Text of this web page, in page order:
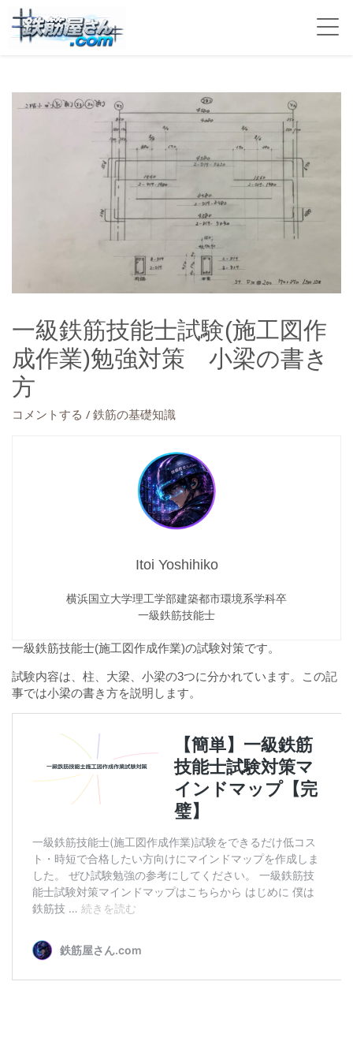
一級鉄筋技能士試験(施工図作
成作業)勉強対策 小梁の書き
方
コメントする / 鉄筋の基礎知識
Itoi Yoshihiko
横浜国立大学理工学部建築都市環境系学科卒
一級鉄筋技能士
一級鉄筋技能士(施工図作成作業)の試験対策です。
試験内容は、柱、大梁、小梁の3つに分かれています。この記
事では小梁の書き方を説明します。